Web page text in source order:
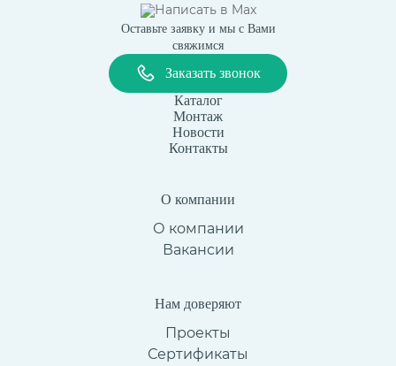
Написать в Max
Оставьте заявку и мы с Вами
свяжимся
Заказать звонок
Каталог
Монтаж
Новости
Контакты
О компании
О компании
Вакансии
Нам доверяют
Проекты
Сертификаты